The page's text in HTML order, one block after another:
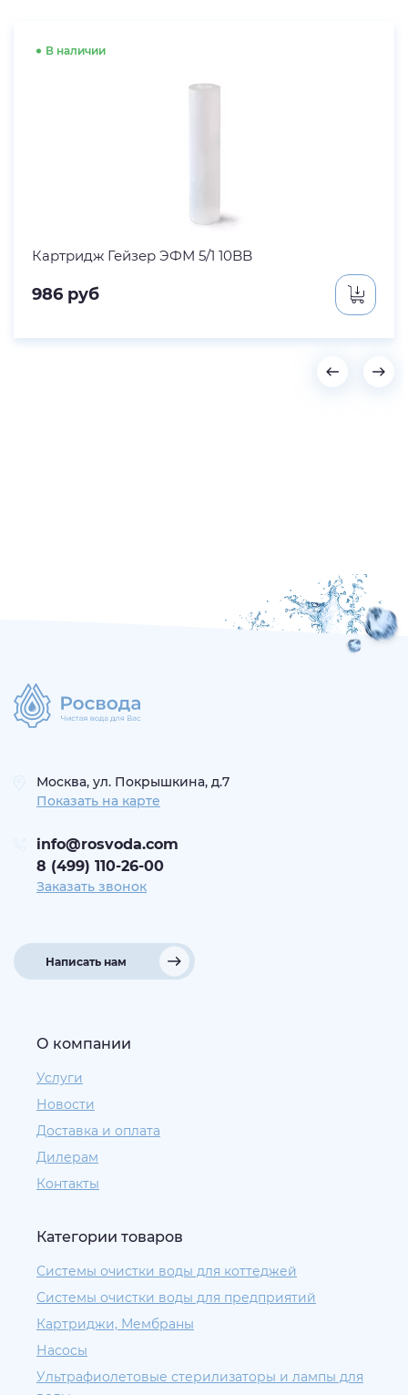
В наличии
Картридж Гейзер ЭФМ 5/1 10BB
986 руб
Москва, ул. Покрышкина, д.7
Показать на карте
info@rosvoda.com
8 (499) 110-26-00
Заказать звонок
Написать нам
О компании
Услуги
Новости
Доставка и оплата
Дилерам
Контакты
Категории товаров
Системы очистки воды для коттеджей
Системы очистки воды для предприятий
Картриджи, Мембраны
Насосы
Ультрафиолетовые стерилизаторы и лампы для